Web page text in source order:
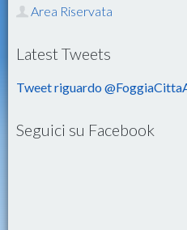
Area Riservata
Latest Tweets
Tweet riguardo
Seguici su Facebook